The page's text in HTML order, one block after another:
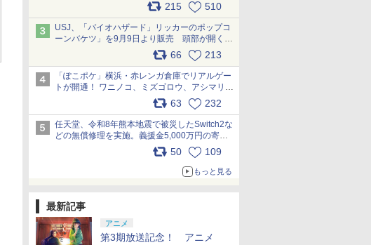
215 510
USJ、「バイオハザード」リッカーのポップコ
ーンバケツ」を9月9日より販売 頭部が開く仕
組み。味は恐怖を堪のう「味噌フレーバー」
66 213
「ぽこポケ」横浜・赤レンガ倉庫でリアルゲー
トが開通！ ワニノコ、ミズゴロウ、アシマリ登
場シーンをレポート pic.x.com/LDgEByVl6D
63 232
任天堂、令和8年熊本地震で被災したSwitch2な
どの無償修理を実施。義援金5,000万円の寄付
も発表 pic.x.com/BAYsMfUfUC
50 109
もっと見る
最新記事
アニメ
第3期放送記念！ アニメ